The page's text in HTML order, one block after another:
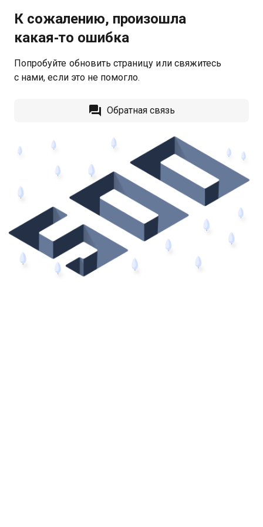
К сожалению, произошла
какая‑то ошибка
Попробуйте обновить страницу или свяжитесь
с нами, если это не помогло.
Обратная связь